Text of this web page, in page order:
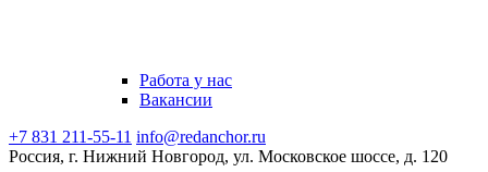
Работа у нас
Вакансии
+7 831 211-55-11 info@redanchor.ru
Россия, г. Нижний Новгород, ул. Московское шоссе, д. 120